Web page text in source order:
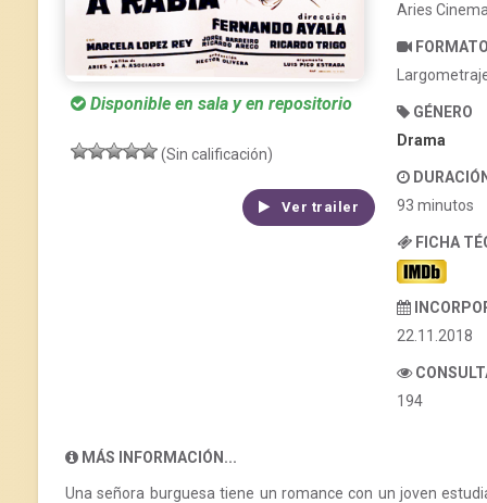
Disponible en sala y en repositorio
(Sin calificación)
Ver trailer
Aries
GÉNERO
Drama
93 minutos
FICHA
22.11.2018
194
MÁS INFORMACIÓN...
Una señora burguesa tiene un romance con un joven